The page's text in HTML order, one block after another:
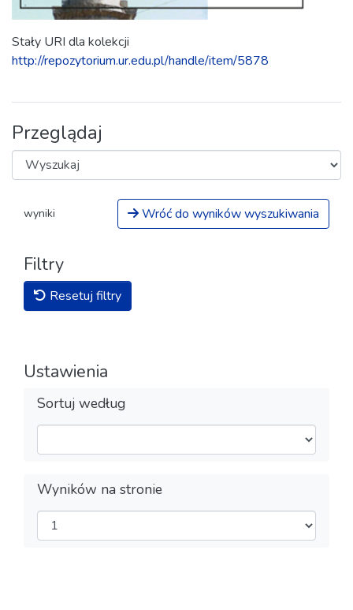
Stały URI dla kolekcji
http://repozytorium.ur.edu.pl/handle/item/5878
Przeglądaj
wyniki Wróć do wyników wyszukiwania
Filtry
Resetuj filtry
Ustawienia
Sortuj według
Wyników na stronie